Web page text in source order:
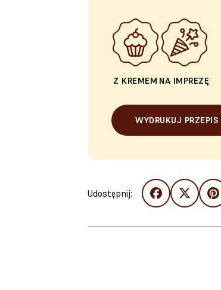
Z KREMEM NA IMPREZĘ
WYDRUKUJ PRZEPIS
Udostępnij: